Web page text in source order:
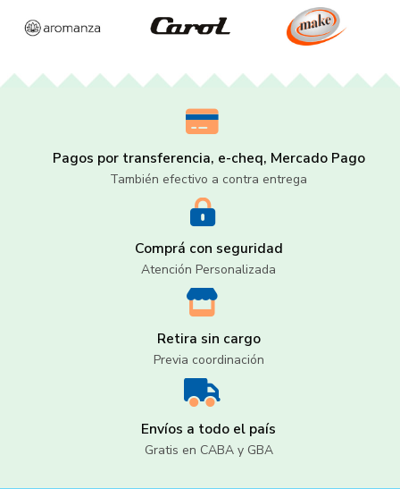
Pagos por transferencia, e-cheq, Mercado Pago
También efectivo a contra entrega
Comprá con seguridad
Atención Personalizada
Retira sin cargo
Previa coordinación
Envíos a todo el país
Gratis en CABA y GBA